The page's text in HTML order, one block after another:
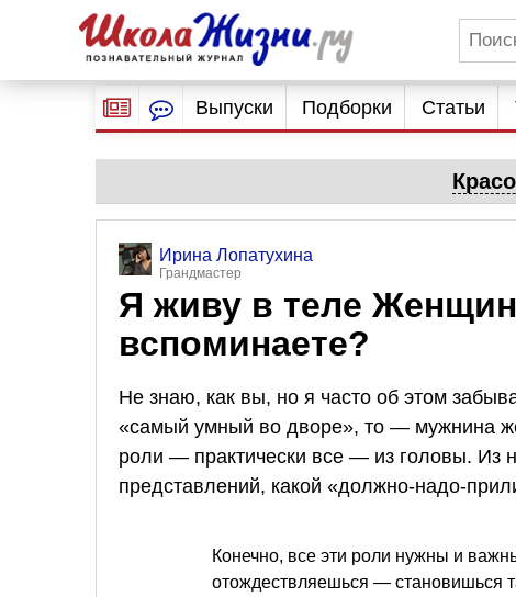
Выпуски Подборки Статьи
Ирина Лопатухина
Грандмастер
Я живу в теле
вспоминаете?
Не знаю, как вы, но я часто об этом
«самый умный во дворе», то — мужнина
роли — практически все — из головы. Из
представлений, какой «должно-надо-
Конечно, все эти роли нужны и
отождествляешься — становишься